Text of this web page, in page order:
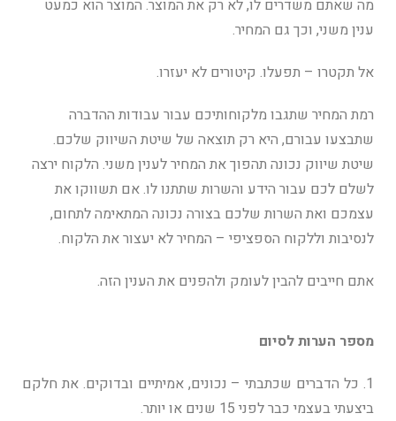
מה שאתם משדרים לו, לא רק את המוצר. המוצר הוא כמעט
ענין משני, וכך גם המחיר.
אל תקטרו – תפעלו. קיטורים לא יעזרו.
רמת המחיר שתגבו מלקוחותיכם עבור עבודות ההדברה
שתבצעו עבורם, היא רק תוצאה של שיטת השיווק שלכם.
שיטת שיווק נכונה תהפוך את המחיר לענין משני. הלקוח ירצה
לשלם לכם עבור הידע והשרות שתתנו לו. אם תשווקו את
עצמכם ואת השרות שלכם בצורה נכונה המתאימה לתחום,
לנסיבות וללקוח הספציפי – המחיר לא יעצור את הלקוח.
אתם חייבים להבין לעומק ולהפנים את הענין הזה.
מספר הערות לסיום
1. כל הדברים שכתבתי – נכונים, אמיתיים ובדוקים. את חלקם
ביצעתי בעצמי כבר לפני 15 שנים או יותר.